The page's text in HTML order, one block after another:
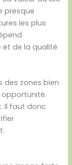
presque
les plus
de la qualité
des zones bien
Il faut donc